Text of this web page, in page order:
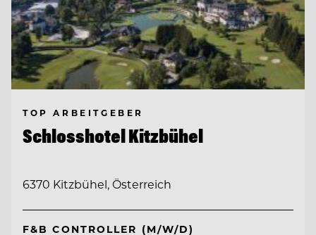
TOP ARBEITGEBER
Schlosshotel Kitzbühel
6370 Kitzbühel, Österreich
F&B CONTROLLER (M/W/D)